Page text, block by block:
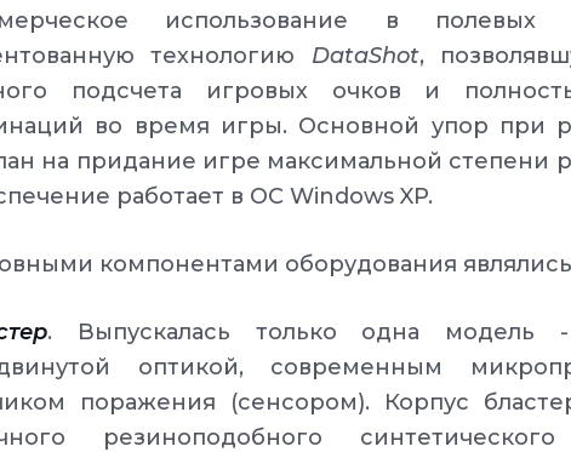
использование в полевых
технологию DataShot,
подсчета игровых очков и
во время игры. Основной упор при
на придание игре максимальной степени
работает в ОС Windows XP.
компонентами оборудования
. Выпускалась только одна модель
оптикой, современным
поражения (сенсором). Корпус
резиноподобного